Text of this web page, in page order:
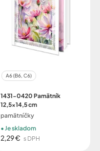
A6 (B6, C6)
1431-0420 Pamätník
12,5x14,5 cm
pamätníčky
2,29 € s DPH
Je skladom